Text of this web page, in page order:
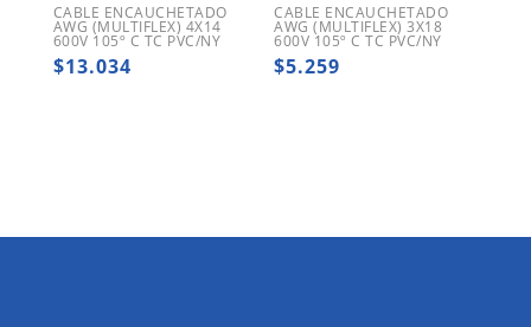
CABLE ENCAUCHETADO
AWG (MULTIFLEX) 4X14
600V 105º C TC PVC/NY
$13.034
CABLE ENCAUCHETADO
AWG (MULTIFLEX) 3X18
600V 105º C TC PVC/NY
$5.259